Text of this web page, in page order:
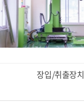
장입/취출장치